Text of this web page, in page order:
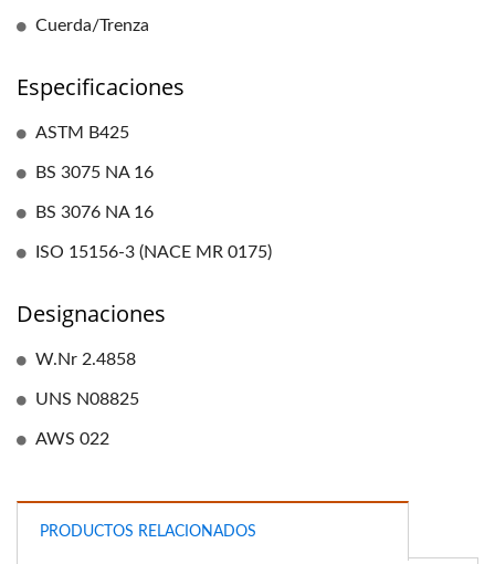
Cuerda/Trenza
Especificaciones
ASTM B425
BS 3075 NA 16
BS 3076 NA 16
ISO 15156-3 (NACE MR 0175)
Designaciones
W.Nr 2.4858
UNS N08825
AWS 022
PRODUCTOS RELACIONADOS